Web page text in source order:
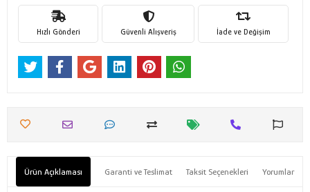
Hızlı Gönderi Güvenli Alışveriş İade ve Değişim
Ürün Açıklaması Garanti ve Teslimat Taksit Seçenekleri Yorumlar